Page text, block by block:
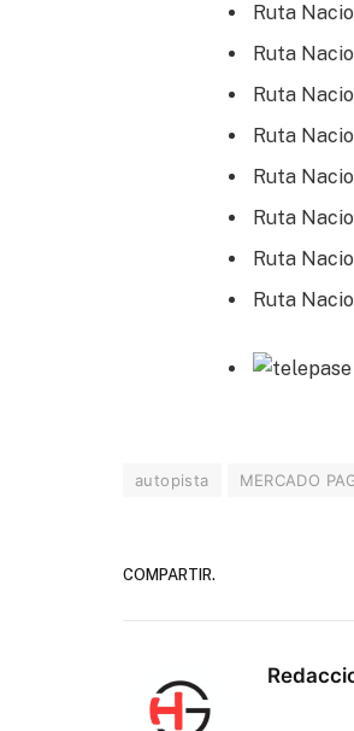
Ruta
Ruta
Ruta
Ruta
Ruta
Ruta
Ruta
Ruta
autopista MERCADO
COMPARTIR.